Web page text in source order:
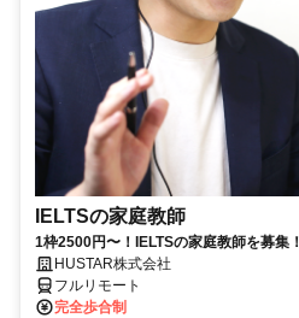
IELTSの家庭教師
1枠2500円〜！IELTSの家庭教師を募集！
HUSTAR株式会社
フルリモート
完全歩合制